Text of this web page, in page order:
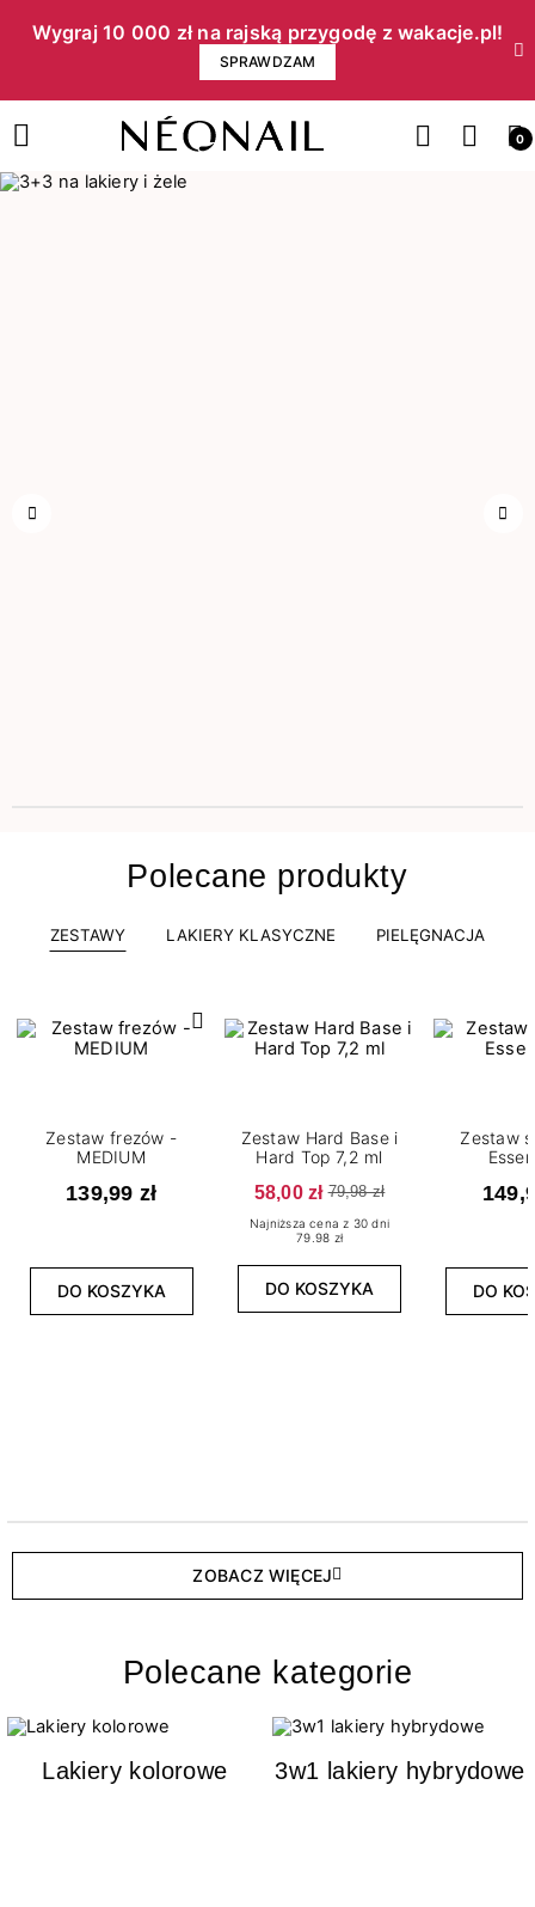
Wygraj 10 000 zł na rajską przygodę z wakacje.pl!​
SPRAWDZAM
0
Polecane produkty
ZESTAWY LAKIERY KLASYCZNE PIELĘGNACJA
Zestaw frezów -
MEDIUM
139,99 zł
DO KOSZYKA
Zestaw Hard Base i
Hard Top 7,2 ml
58,00 zł 79,98 zł
Najniższa cena z 30 dni
79.98 zł
DO KOSZYKA
Zestaw
DO
ZOBACZ WIĘCEJ
Polecane kategorie
Lakiery kolorowe 3w1 lakiery hybrydowe